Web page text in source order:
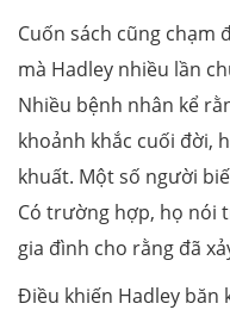
Cuốn sách cũng
mà Hadley nhiều lần
Nhiều bệnh nhân kể
khoảnh khắc cuối đời,
khuất. Một số người
Có trường hợp, họ nói
gia đình cho rằng đã
Điều khiến Hadley băn